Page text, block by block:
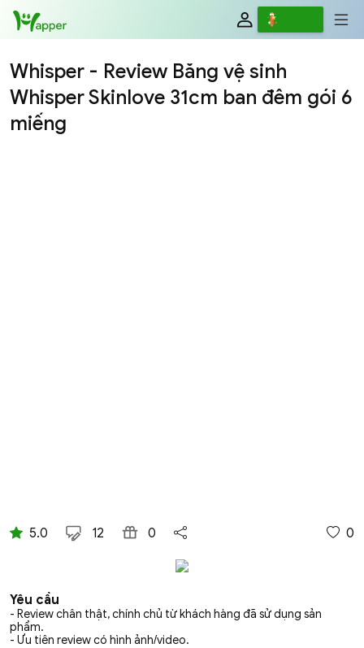
Whisper - Review Băng vệ sinh
Whisper Skinlove 31cm ban đêm gói 6
miếng
5.0 12 0 0
Yêu cầu
- Review chân thật, chính chủ từ khách hàng đã sử dụng sản
phẩm.
- Ưu tiên review có hình ảnh/video.